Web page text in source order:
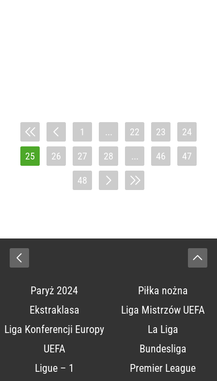
1 ... 22 23 24
25 26 27 28 ... 46 47
48
Paryż 2024
Piłka nożna
Ekstraklasa
Liga Mistrzów UEFA
Liga Konferencji Europy
UEFA
La Liga
Bundesliga
Ligue – 1
Premier League